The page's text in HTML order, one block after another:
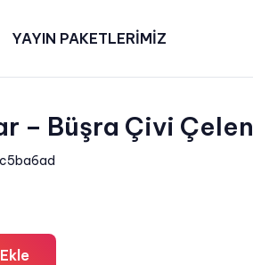
YAYIN PAKETLERİMİZ
– Büşra Çivi Çelen